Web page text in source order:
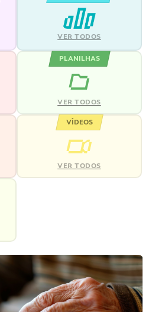
VER TODOS
PLANILHAS
VER TODOS
VÍDEOS
VER TODOS